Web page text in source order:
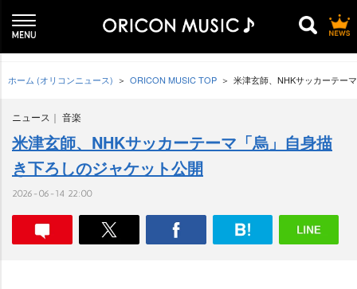
ホーム (オリコンニュース) ORICON MUSIC TOP 米津玄師、NHKサッカーテー
ニュース 音楽
米津玄師、NHKサッカーテーマ「烏」自身描
き下ろしのジャケット公開
2026-06-14 22:00